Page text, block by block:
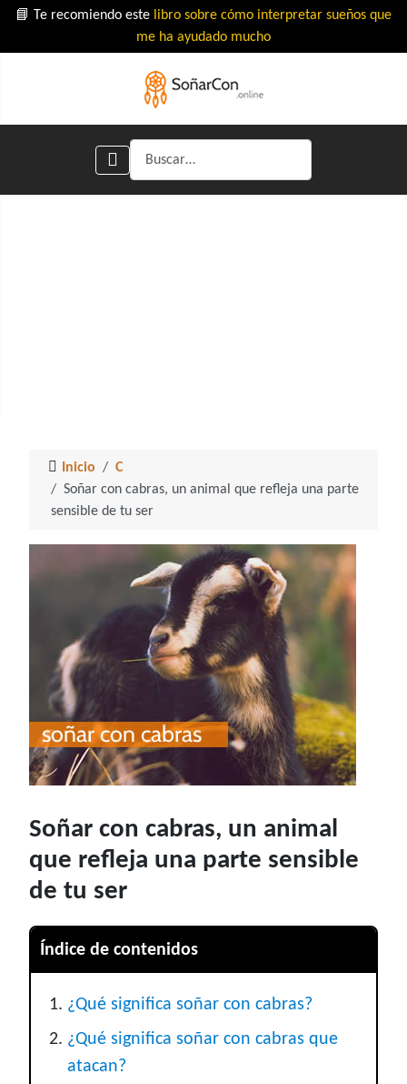
📘 Te recomiendo este libro sobre cómo interpretar sueños que
me ha ayudado mucho
Buscar
Inicio
C
Soñar con cabras, un animal que refleja una parte
sensible de tu ser
Soñar con cabras, un animal
que refleja una parte sensible
de tu ser
Índice de contenidos
¿Qué significa soñar con cabras?
¿Qué significa soñar con cabras que
atacan?